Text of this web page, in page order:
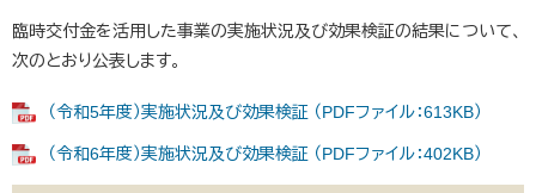
臨時交付金を活用した事業の実施状況及び効果検証の結果について、
次のとおり公表します。
（令和5年度）実施状況及び効果検証 （PDFファイル：613KB）
（令和6年度）実施状況及び効果検証 （PDFファイル：402KB）